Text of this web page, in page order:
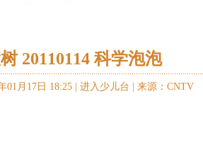
20110114 科学泡泡
01月17日 18:25 | 进入少儿台 来源：CNTV